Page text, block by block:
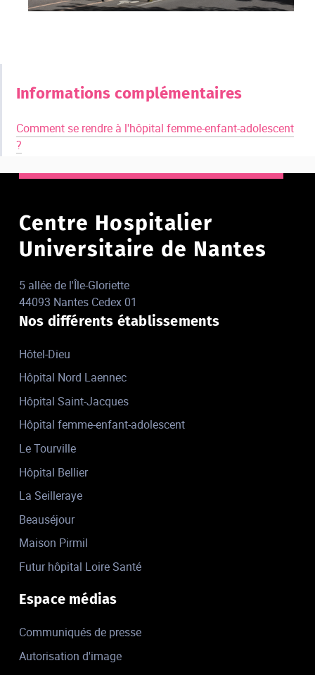
Informations complémentaires
Comment se rendre à l'hôpital femme-enfant-adolescent
?
Centre Hospitalier
Universitaire de Nantes
5 allée de l'Île-Gloriette
44093 Nantes Cedex 01
Nos différents établissements
Hôtel-Dieu
Hôpital Nord Laennec
Hôpital Saint-Jacques
Hôpital femme-enfant-adolescent
Le Tourville
Hôpital Bellier
La Seilleraye
Beauséjour
Maison Pirmil
Futur hôpital Loire Santé
Espace médias
Communiqués de presse
Autorisation d'image